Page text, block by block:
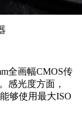
全画幅CMOS传
感光度方面，
够使用最大ISO